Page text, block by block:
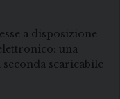
a disposizione
una
scaricabile